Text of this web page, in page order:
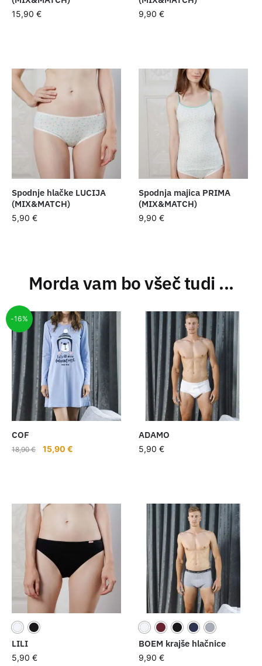
15,90 € 9,90€
Spodnje hlačke LUCIJA
(MIX&MATCH)
5,90 €
Spodnja majica PRIMA
(MIX&MATCH)
9,90€
Morda vam bo všeč tudi ...
-16%
COF
18,90€ 15,90 €
ADAMO
5,90€
LILI
5,90 €
BOEM krajše hlačnice
9,90€